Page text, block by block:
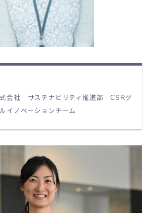
式会社 サステナビリティ推進部 CSRグ
イノベーションチーム